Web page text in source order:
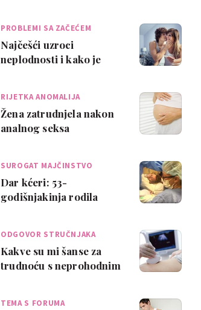
PROBLEMI SA ZAČEĆEM
Najčešći uzroci
neplodnosti i kako je
RIJETKA ANOMALIJA
Žena zatrudnjela nakon
analnog seksa
SUROGAT MAJČINSTVO
Dar kćeri: 53-
godišnjakinja rodila
ODGOVOR STRUČNJAKA
Kakve su mi šanse za
trudnoću s neprohodnim
TEMA S FORUMA